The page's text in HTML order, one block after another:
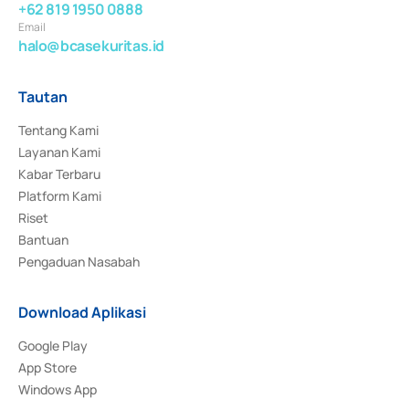
+62 819 1950 0888
Email
halo@bcasekuritas.id
Tautan
Tentang Kami
Layanan Kami
Kabar Terbaru
Platform Kami
Riset
Bantuan
Pengaduan Nasabah
Download Aplikasi
Google Play
App Store
Windows App